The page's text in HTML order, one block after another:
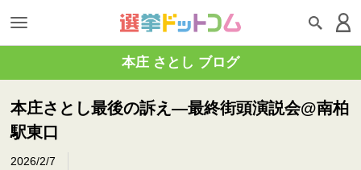
本庄 さとし ブログ
本庄さとし最後の訴え―最終街頭演説会@南柏
駅東口
2026/2/7